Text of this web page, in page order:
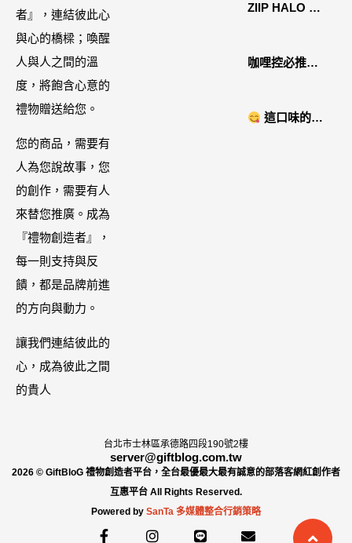
者』，連結彼此心
與心的橋樑；喚醒
人與人之間的溫
度，將飽含心意的
禮物贈送給您。
您的商品，需要有
人為您說故事，您
的創作，需要有人
來替您推廣。成為
『禮物創造者』，
每一則支持與反
饋，都是品牌前進
的方向與動力。
讓我們連結彼此的
心，成為彼此之間
的貴人
住宿˙八番私人
ZIIP HALO 居
好萊塢名人加
家，奈米微電
咖哩控必推！
NYONYA」美
這口味的即
台北市士林區承德路四段190號2樓
server@giftblog.com.tw
2026 © GiftBloG 禮物創造者平台，全台最優最大最有誠意的部落客網紅創作者
互惠平台 All Rights Reserved.
Powered by SanTa 多媒體整合行銷策略